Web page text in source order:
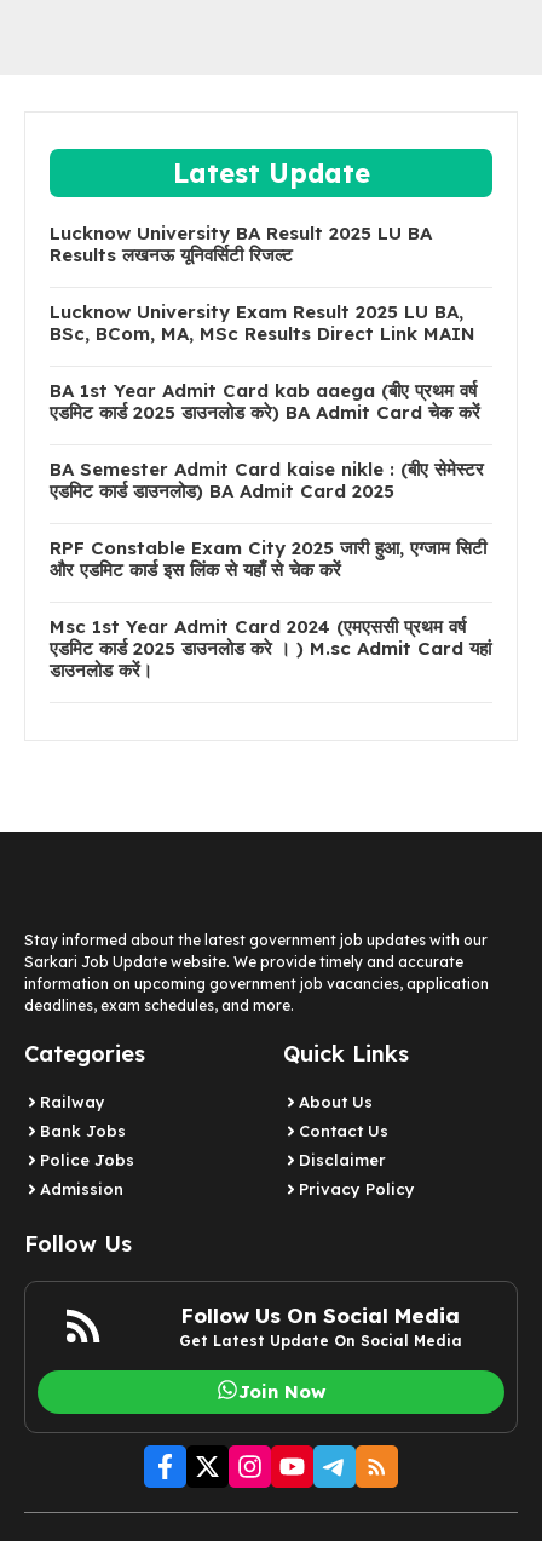
Latest Update
Lucknow University BA Result 2025 LU BA
Results लखनऊ यूनिवर्सिटी रिजल्ट
Lucknow University Exam Result 2025 LU BA,
BSc, BCom, MA, MSc Results Direct Link MAIN
BA 1st Year Admit Card kab aaega (बीए प्रथम वर्ष
एडमिट कार्ड 2025 डाउनलोड करे) BA Admit Card चेक करें
BA Semester Admit Card kaise nikle : (बीए सेमेस्टर
एडमिट कार्ड डाउनलोड) BA Admit Card 2025
RPF Constable Exam City 2025 जारी हुआ, एग्जाम सिटी
और एडमिट कार्ड इस लिंक से यहाँ से चेक करें
Msc 1st Year Admit Card 2024 (एमएससी प्रथम वर्ष
एडमिट कार्ड 2025 डाउनलोड करे । ) M.sc Admit Card यहां
डाउनलोड करें।
Stay informed about the latest government job updates with our
Sarkari Job Update website. We provide timely and accurate
information on upcoming government job vacancies, application
deadlines, exam schedules, and more.
Categories
Railway
Bank Jobs
Police Jobs
Admission
Quick Links
About Us
Contact Us
Disclaimer
Privacy Policy
Follow Us
Follow Us On Social Media
Get Latest Update On Social Media
Join Now